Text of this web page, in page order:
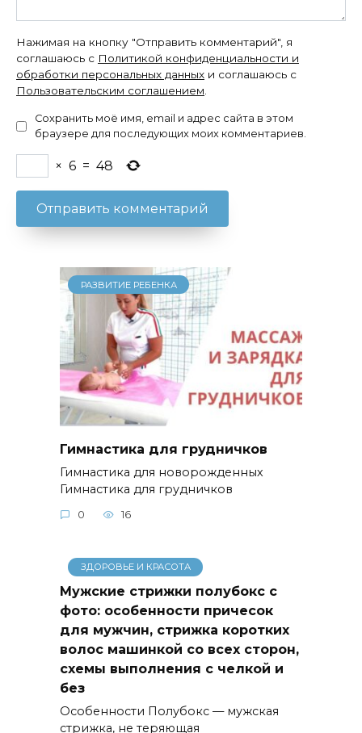
Нажимая на кнопку "Отправить комментарий", я
соглашаюсь с Политикой конфиденциальности и
обработки персональных данных и соглашаюсь с
Пользовательским соглашением
Сохранить моё имя, email и адрес сайта в этом
браузере для последующих моих комментариев.
× 6 = 48
РАЗВИТИЕ РЕБЕНКА
Гимнастика для грудничков
Гимнастика для новорожденных
Гимнастика для грудничков
0 16
ЗДОРОВЬЕ И КРАСОТА
Мужские стрижки полубокс с
фото: особенности причесок
для мужчин, стрижка коротких
волос машинкой со всех сторон,
схемы выполнения с челкой и
без
Особенности Полубокс — мужская
стрижка, не теряющая